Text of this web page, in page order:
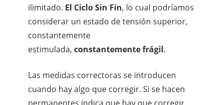
ilimitado. El Ciclo Sin Fin, lo cual podríamos
considerar un estado de tensión superior,
constantemente
estimulada, constantemente frágil.
Las medidas correctoras se introducen
cuando hay algo que corregir. Si se hacen